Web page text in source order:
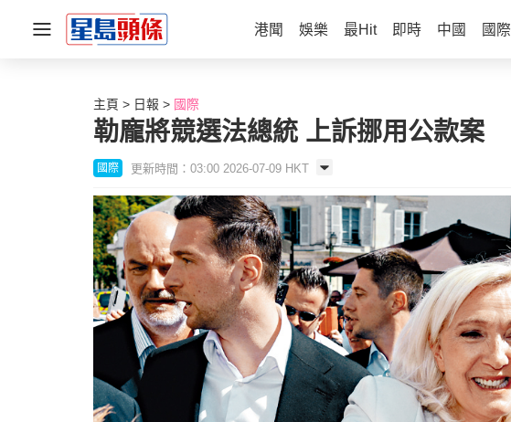
港聞 娛樂 最Hit 即時 中國 國際
主頁 日報 國際
勒龐將競選法總統 上訴挪用公款案
國際 更新時間：03:00 2026-07-09 HKT